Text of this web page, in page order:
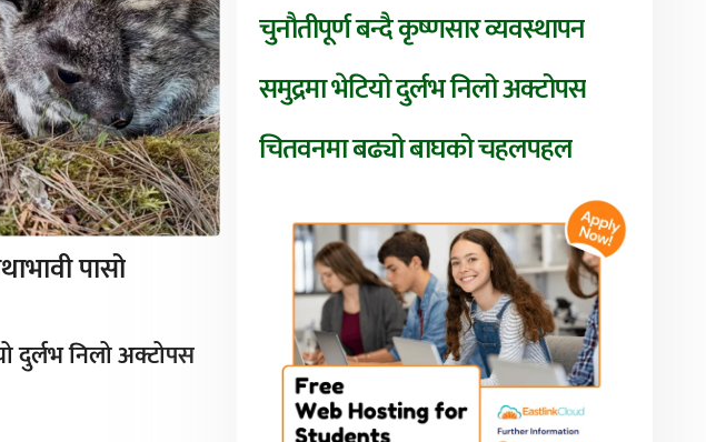
पासो
दुर्लभ निलो अक्टोपस
चुनौतीपूर्ण बन्दै कृष्णसार व्यवस्थापन
समुद्रमा भेटियो दुर्लभ निलो अक्टोपस
चितवनमा बढ्यो बाघको चहलपहल